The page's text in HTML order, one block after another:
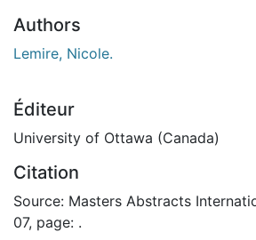
Authors
Lemire, Nicole.
Éditeur
University of Ottawa (Canada)
Citation
Source: Masters Abstracts
07, page: .